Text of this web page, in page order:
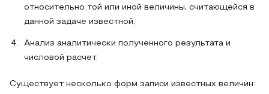
относительно той или иной величины, считающейся в
данной задаче известной;
Анализ аналитически полученного результата и
числовой расчет.
Существует несколько форм записи известных величин: